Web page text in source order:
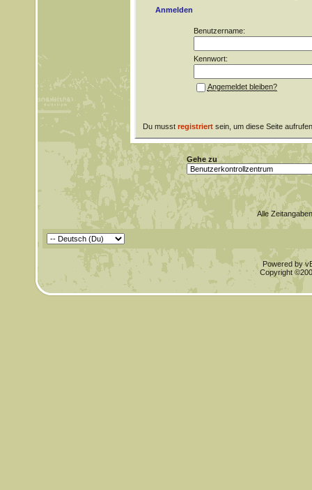
Anmelden
Benutzername:
Kennwort:
Angemeldet bleiben?
Du musst registriertsein, um diese Seite
Gehe zu
Alle
Powered by
Copyright